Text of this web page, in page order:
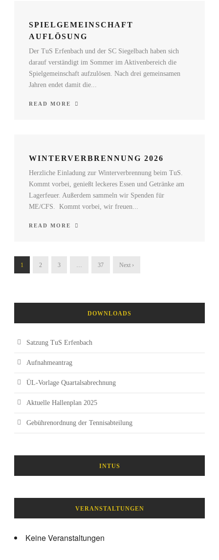
SPIELGEMEINSCHAFT
AUFLÖSUNG
Der TuS Erfenbach und der SC Siegelbach haben sich
darauf verständigt im Sommer im Aktivenbereich die
Spielgemeinschaft aufzulösen. Nach drei gemeinsamen
Jahren endet damit die...
READ MORE
WINTERVERBRENNUNG 2026
Herzliche Einladung zur Winterverbrennung beim TuS.
Kommt vorbei, genießt leckeres Essen und Getränke am
Lagerfeuer. Außerdem sammeln wir Spenden für
ME/CFS. Kommt vorbei, wir freuen...
READ MORE
1 2 3 … 37 Next ›
DOWNLOADS
Satzung TuS Erfenbach
Aufnahmeantrag
ÜL-Vorlage Quartalsabrechnung
Aktuelle Hallenplan 2025
Gebührenordnung der Tennisabteilung
INTUS
VERANSTALTUNGEN
Keine Veranstaltungen